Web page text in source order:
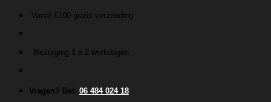
inhoud
Vanaf €100 gratis verzending
Bezorging 1 á 2 werkdagen
Vragen? Bel: 06 484 024 18